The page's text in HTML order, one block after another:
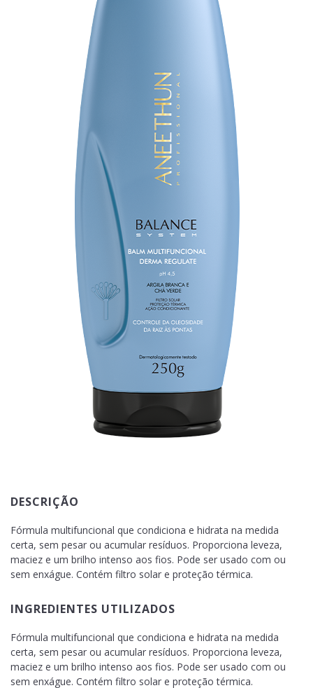
DESCRIÇÃO
Fórmula multifuncional que condiciona e hidrata na medida
certa, sem pesar ou acumular resíduos. Proporciona leveza,
maciez e um brilho intenso aos fios. Pode ser usado com ou
sem enxágue. Contém filtro solar e proteção térmica.
INGREDIENTES UTILIZADOS
Fórmula multifuncional que condiciona e hidrata na medida
certa, sem pesar ou acumular resíduos. Proporciona leveza,
maciez e um brilho intenso aos fios. Pode ser usado com ou
sem enxágue. Contém filtro solar e proteção térmica.